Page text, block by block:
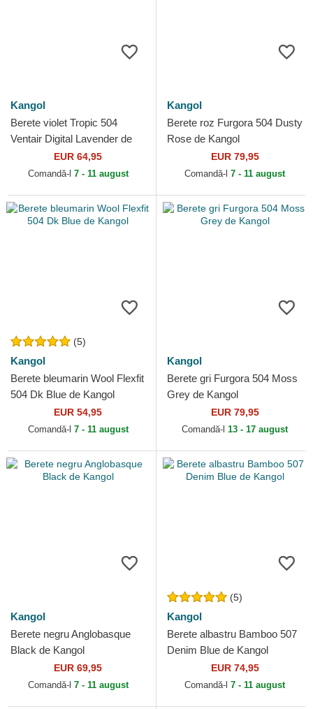
Kangol
Berete violet Tropic 504
Ventair Digital Lavender de
EUR 64,95
Comandă-l 7 - 11 august
Kangol
Berete roz Furgora 504 Dusty
Rose de Kangol
EUR 79,95
Comandă-l 7 - 11 august
(5)
Kangol
Berete bleumarin Wool Flexfit
504 Dk Blue de Kangol
EUR 54,95
Comandă-l 7 - 11 august
Kangol
Berete gri Furgora 504 Moss
Grey de Kangol
EUR 79,95
Comandă-l 13 - 17 august
Kangol
Berete negru Anglobasque
Black de Kangol
EUR 69,95
Comandă-l 7 - 11 august
(5)
Kangol
Berete albastru Bamboo 507
Denim Blue de Kangol
EUR 74,95
Comandă-l 7 - 11 august